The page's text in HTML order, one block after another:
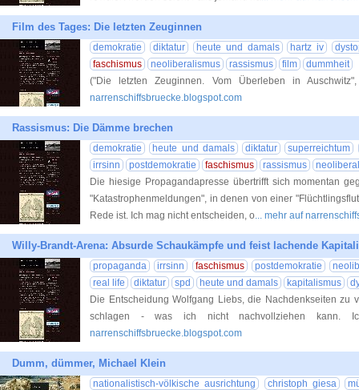
Film des Tages: Die letzten Zeuginnen
demokratie diktatur heute und damals hartz iv
faschismus
neoliberalismus rassismus film
dummheit
("Die letzten Zeuginnen. Vom Überleben in
narrenschiffsbruecke.blogspot.com
Rassismus: Die Dämme brechen
demokratie heute und damals diktatur
superreichtum
irrsinn
postdemokratie faschismus rassismus
Die hiesige Propagandapresse übertrifft sich momentan
"Katastrophenmeldungen", in denen von einer
Rede ist. Ich mag nicht entscheiden, o... mehr auf
Willy-Brandt-Arena: Absurde Schaukämpfe und feist lachende
propaganda irrsinn faschismus postdemokratie
real life
diktatur spd heute und damals kapitalismus
Die Entscheidung Wolfgang Liebs, die Nachdenkseiten zu
schlagen - was ich nicht nachvollziehen kann.
narrenschiffsbruecke.blogspot.com
Dumm, dümmer, Michael Klein
nationalistisch-völkische ausrichtung christoph giesa